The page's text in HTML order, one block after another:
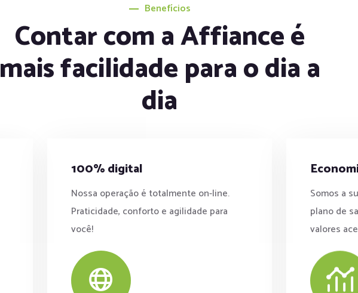
Benefícios
Contar com a Affiance é
mais facilidade para o dia a
dia
100% digital
Nossa operação é totalmente on-line.
Praticidade, conforto e agilidade para
você!
Somos a
plano de
valores